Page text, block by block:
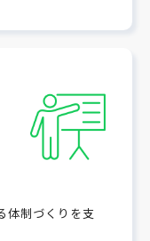
体制づくりを支